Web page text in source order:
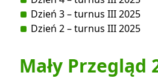
Dzień 3 – turnus III 2025
Dzień 2 – turnus III 2025
Mały Przegląd